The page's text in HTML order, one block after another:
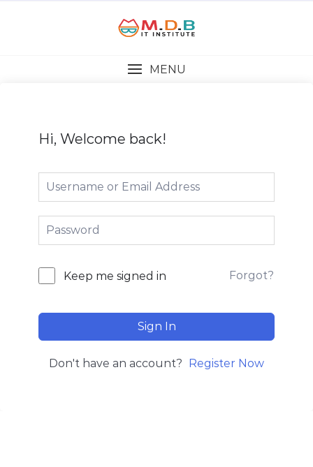
MENU
Hi, Welcome back!
Keep me signed in Forgot?
Sign In
Don't have an account? Register Now